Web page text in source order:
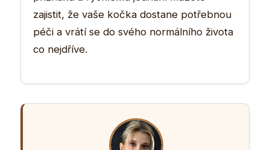
zajistit, že vaše kočka dostane potřebnou
péči a vrátí se do svého normálního života
co nejdříve.